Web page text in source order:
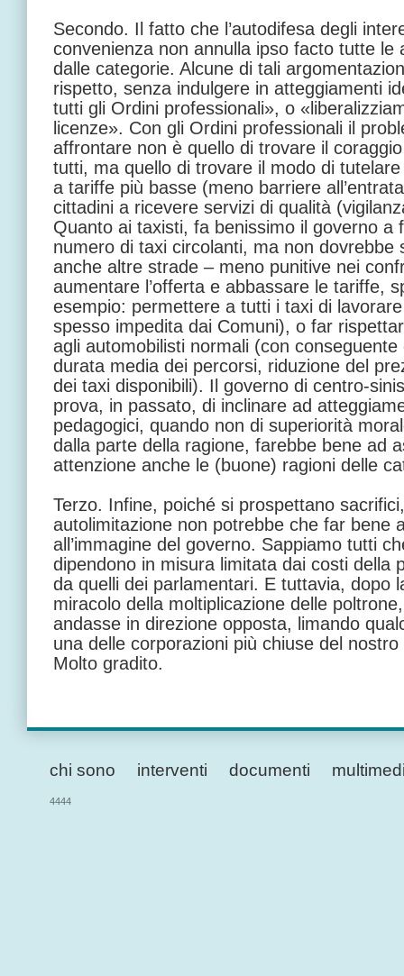
Secondo. Il fatto che l’autodifesa degli
convenienza non annulla ipso facto tutte le
dalle categorie. Alcune di tali
rispetto, senza indulgere in atteggiamenti
tutti gli Ordini professionali», o
licenze». Con gli Ordini professionali il
affrontare non è quello di trovare il
tutti, ma quello di trovare il modo di tutelare
a tariffe più basse (meno barriere
cittadini a ricevere servizi di qualità
Quanto ai taxisti, fa benissimo il governo a
numero di taxi circolanti, ma non dovrebbe
anche altre strade – meno punitive nei
aumentare l’offerta e abbassare le tariffe,
esempio: permettere a tutti i taxi di
spesso impedita dai Comuni), o far
agli automobilisti normali (con
durata media dei percorsi, riduzione del
dei taxi disponibili). Il governo di centro-
prova, in passato, di inclinare ad
pedagogici, quando non di superiorità
dalla parte della ragione, farebbe bene ad
attenzione anche le (buone) ragioni delle
Terzo. Infine, poiché si prospettano
autolimitazione non potrebbe che far bene
all’immagine del governo. Sappiamo tutti
dipendono in misura limitata dai costi della
da quelli dei parlamentari. E tuttavia, dopo
miracolo della moltiplicazione delle
andasse in direzione opposta, limando
una delle corporazioni più chiuse del
Molto gradito.
chi sono interventi documenti
4444